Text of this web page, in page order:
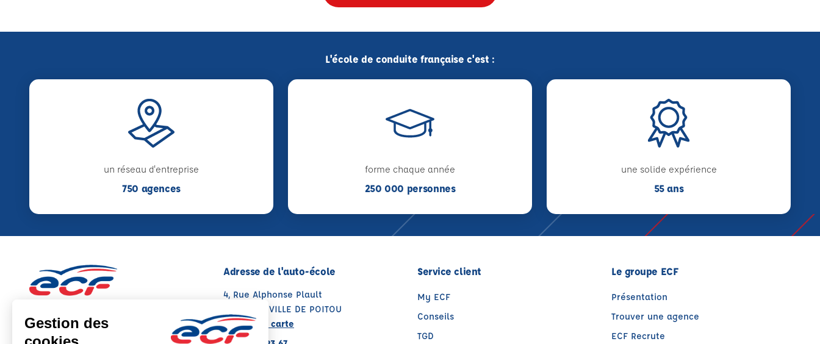
L'école de conduite française c'est :
un réseau d'entreprise
750 agences
forme chaque année
250 000 personnes
une solide expérience
55 ans
Adresse de l'auto-école
4, Rue Alphonse Plault
86170 NEUVILLE DE POITOU
Voir sur la carte
Service client
My ECF
Conseils
TGD
Le groupe ECF
Présentation
Trouver une agence
ECF Recrute